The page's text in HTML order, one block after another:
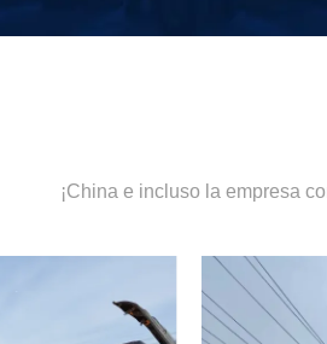
¡China e incluso la empresa